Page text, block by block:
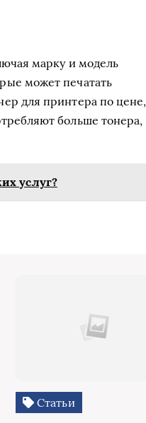
марку и модель
может печатать
для принтера по цене,
больше тонера,
услуг?
Статьи